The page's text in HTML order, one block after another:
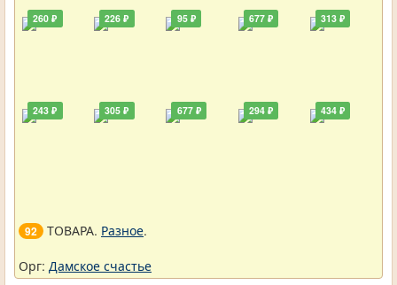
260 ₽
243 ₽
226 ₽
305 ₽
95 ₽
677 ₽
677 ₽
294 ₽
313 ₽
434 ₽
92 ТОВАРА. Разное.
Орг: Дамское счастье